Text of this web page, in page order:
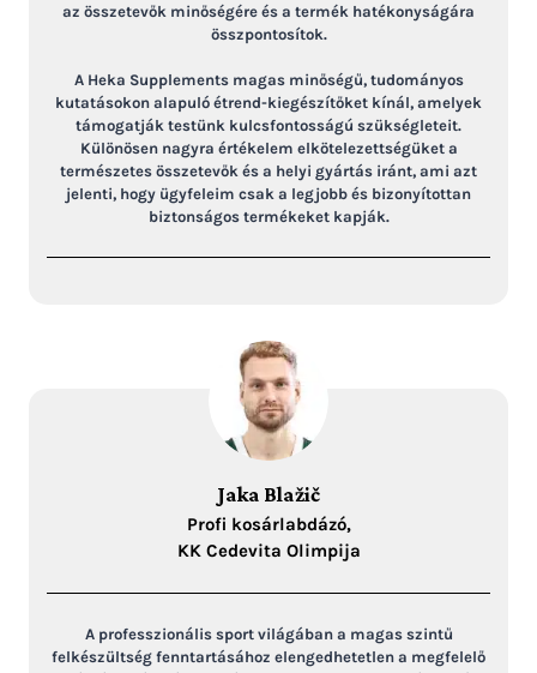
az összetevők minőségére és a termék hatékonyságára
összpontosítok.
A Heka Supplements magas minőségű, tudományos
kutatásokon alapuló étrend-kiegészítőket kínál, amelyek
támogatják testünk kulcsfontosságú szükségleteit.
Különösen nagyra értékelem elkötelezettségüket a
természetes összetevők és a helyi gyártás iránt, ami azt
jelenti, hogy ügyfeleim csak a legjobb és bizonyítottan
biztonságos termékeket kapják.
Jaka Blažič
Profi kosárlabdázó,
KK Cedevita Olimpija
A professzionális sport világában a magas szintű
felkészültség fenntartásához elengedhetetlen a megfelelő